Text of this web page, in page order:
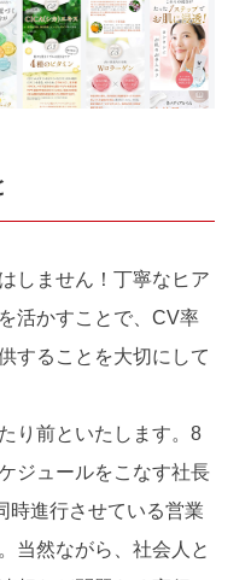
しません！丁寧なヒア
活かすことで、CV率
することを大切にして
り前といたします。8
ジュールをこなす社長
時進行させている営業
当然ながら、社会人と